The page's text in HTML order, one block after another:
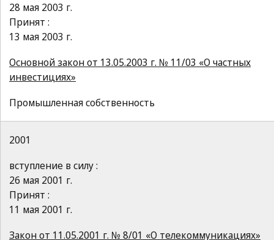
28 мая 2003 г.
Принят :
13 мая 2003 г.
Основной закон от 13.05.2003 г. № 11/03 «О частных
инвестициях»
Промышленная собственность
2001
вступление в силу :
26 мая 2001 г.
Принят :
11 мая 2001 г.
Закон от 11.05.2001 г. № 8/01 «О телекоммуникациях»